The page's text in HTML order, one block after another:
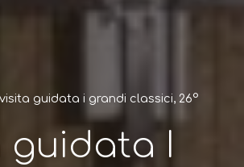
visita guidata i grandi classici, 26°
guidata I